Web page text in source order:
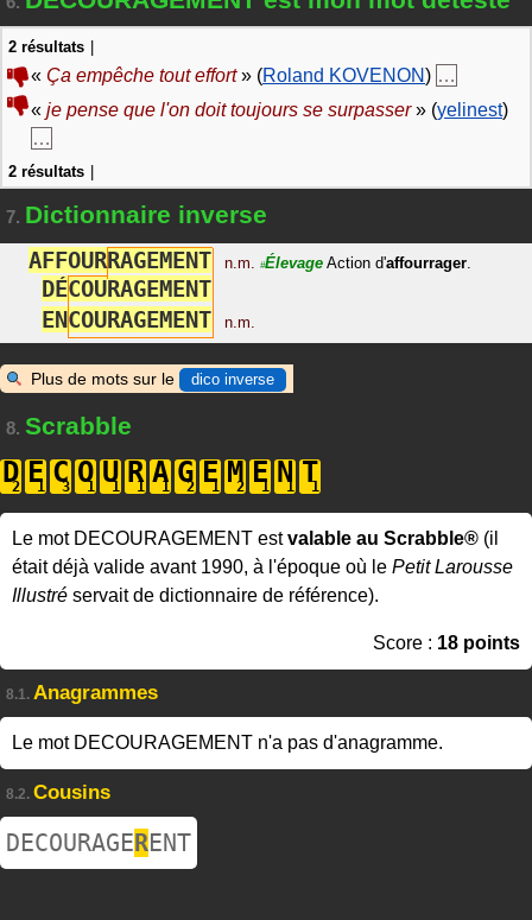
2 résultats |
« Ça empêche tout effort» (Roland KOVENON) …
« je pense que l'on doit toujours se surpasser» (yelinest)
…
2 résultats |
7. Dictionnaire inverse
AFFOURRAGEMENT n.m. #Élevage Action d'affourrager
DÉCOURAGEMENT
ENCOURAGEMENT n.m.
Plus de mots sur le dico inverse
8. Scrabble
D E C O U R A G E M E N T
Le mot DECOURAGEMENT estvalable au Scrabble® (il
était déjà valide avant 1990, à l'époque où le Petit Larousse
Illustré servait de dictionnaire de référence).
Score : 18 points
8.1. Anagrammes
Le mot DECOURAGEMENT n'a pas d'anagramme.
8.2. Cousins
DECOURAGERENT